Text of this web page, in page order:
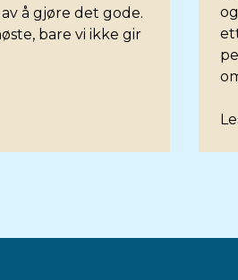
å gjøre det gode.
bare vi ikke gir